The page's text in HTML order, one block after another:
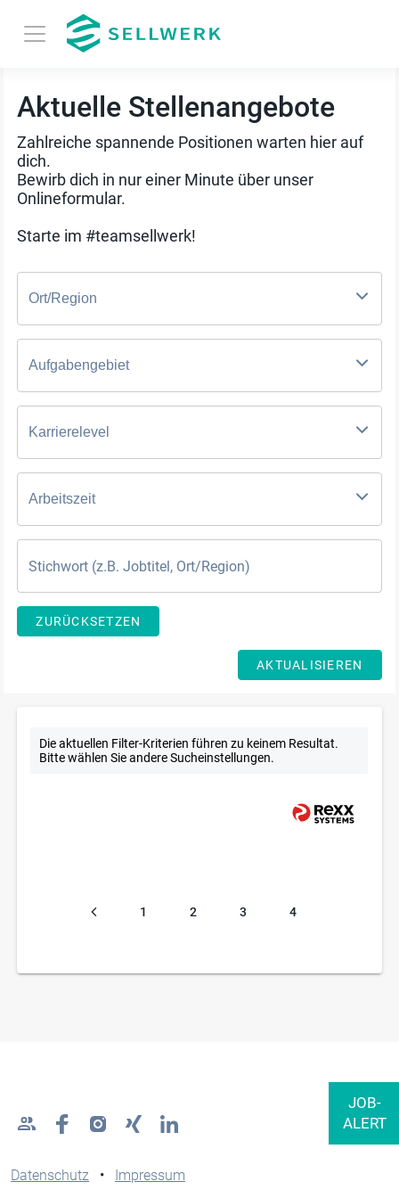
Aktuelle Stellenangebote
Zahlreiche spannende Positionen warten hier auf
dich.
Bewirb dich in nur einer Minute über unser
Onlineformular.
Starte im #teamsellwerk!
Ort/Region
Aufgabengebiet
Karrierelevel
Arbeitszeit
ZURÜCKSETZEN
AKTUALISIEREN
Die aktuellen Filter-Kriterien führen zu keinem Resultat.
Bitte wählen Sie andere Sucheinstellungen.
1 2 3 4
Datenschutz • Impressum